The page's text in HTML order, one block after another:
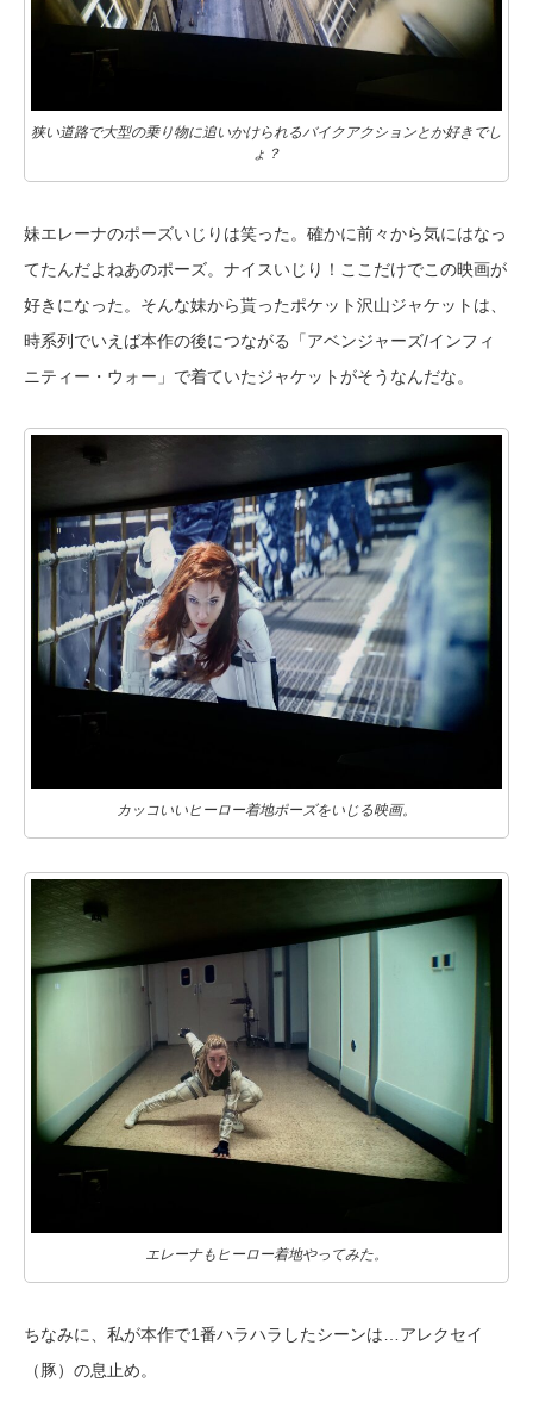
狭い道路で大型の乗り物に追いかけられるバイクアクションとか好きでし
ょ？
妹エレーナのポーズいじりは笑った。確かに前々から気にはなっ
てたんだよねあのポーズ。ナイスいじり！ここだけでこの映画が
好きになった。そんな妹から貰ったポケット沢山ジャケットは、
時系列でいえば本作の後につながる「アベンジャーズ/インフィ
ニティー・ウォー」で着ていたジャケットがそうなんだな。
カッコいいヒーロー着地ポーズをいじる映画。
エレーナもヒーロー着地やってみた。
ちなみに、私が本作で1番ハラハラしたシーンは…アレクセイ
（豚）の息止め。